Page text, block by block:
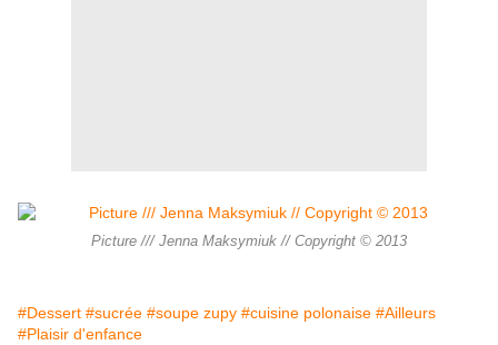
Picture /// Jenna Maksymiuk // Copyright © 2013
#Dessert #sucrée #soupe zupy #cuisine polonaise #Ailleurs
#Plaisir d'enfance